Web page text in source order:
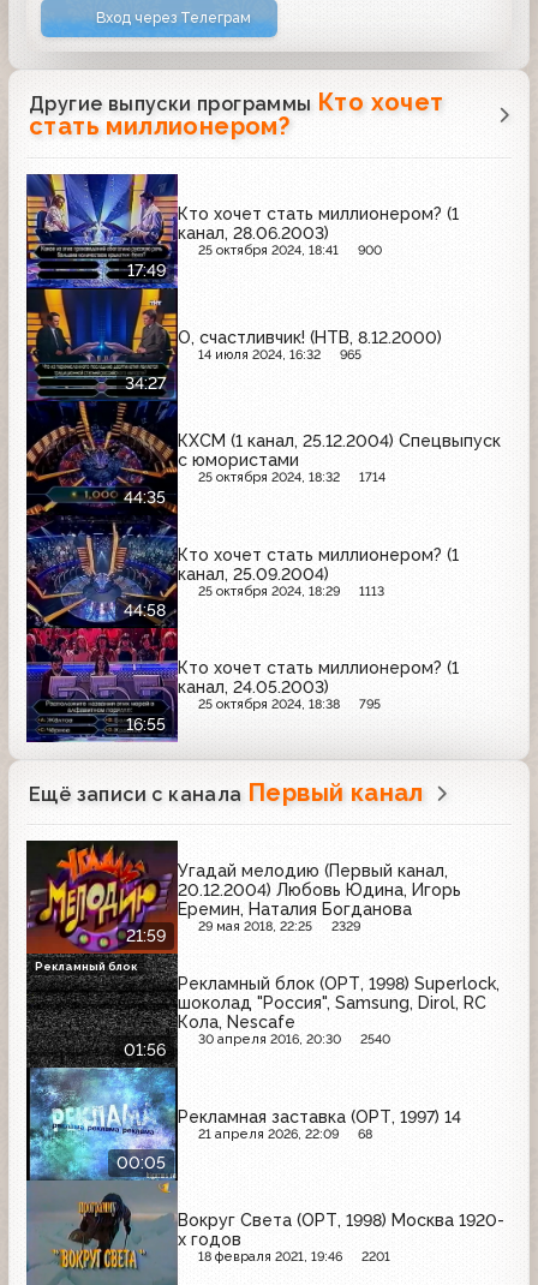
Вход через Телеграм
Другие выпуски программы Кто хочет
стать миллионером?
17:49
Кто хочет стать миллионером? (1
канал, 28.06.2003)
25 октября 2024, 18:41 900
34:27
О, счастливчик! (НТВ, 8.12.2000)
14 июля 2024, 16:32 965
44:35
КХСМ (1 канал, 25.12.2004) Спецвыпуск
с юмористами
25 октября 2024, 18:32 1714
44:58
Кто хочет стать миллионером? (1
канал, 25.09.2004)
25 октября 2024, 18:29 1113
16:55
Кто хочет стать миллионером? (1
канал, 24.05.2003)
25 октября 2024, 18:38 795
Ещё записи с канала Первый канал
21:59
Угадай мелодию (Первый канал,
20.12.2004) Любовь Юдина, Игорь
Еремин, Наталия Богданова
29 мая 2018, 22:25 2329
01:56
Рекламный блок (ОРТ, 1998) Superlock,
шоколад "Россия", Samsung, Dirol, RC
Кола, Nescafe
30 апреля 2016, 20:30 2540
Рекламный блок
00:05
Рекламная заставка (ОРТ, 1997) 14
21 апреля 2026, 22:09 68
Вокруг Света (ОРТ, 1998) Москва 1920-
х годов
18 февраля 2021, 19:46 2201